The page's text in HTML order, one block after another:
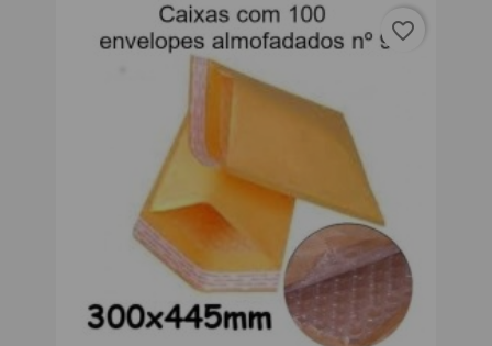
favorite_border